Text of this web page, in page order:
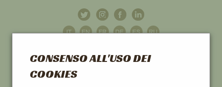
CONSENSO ALL'USO DEI
COOKIES